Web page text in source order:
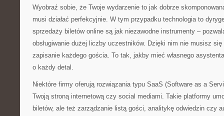
Wyobraź sobie, że Twoje wydarzenie to jak dobrze
musi działać perfekcyjnie. W tym przypadku technologia to
sprzedaży biletów online są jak niezawodne instrumenty –
obsługiwanie dużej liczby uczestników. Dzięki nim nie musisz
zapisanie każdego gościa. To tak, jakby mieć własnego
o każdy detal.
Niektóre firmy oferują rozwiązania typu SaaS (Software as a
Twoją stroną internetową czy social mediami. Takie platformy
biletów, ale też zarządzanie listą gości, analitykę odwiedzin czy